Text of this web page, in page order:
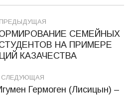
ПРЕДЫДУЩАЯ
Предыдущая
запись:
СЕМЕЙНЫХ
НА ПРИМЕРЕ
КАЗАЧЕСТВА
СЛЕДУЮЩАЯ
Гермоген (Лисицын) –